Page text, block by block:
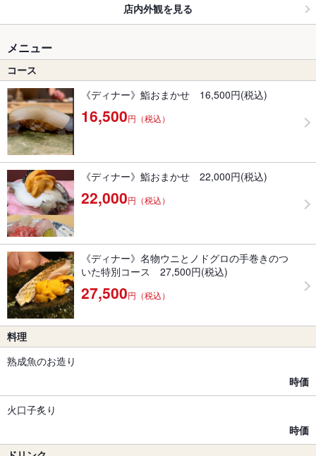
店内外観を見る
メニュー
コース
《ディナー》鮨おまかせ 16,500円(税込)
16,500円（税込）
《ディナー》鮨おまかせ 22,000円(税込)
22,000円（税込）
《ディナー》名物ウニとノドグロの手巻きのつ
いた特別コース 27,500円(税込)
27,500円（税込）
料理
熟成魚のお造り
時価
火口子炙り
時価